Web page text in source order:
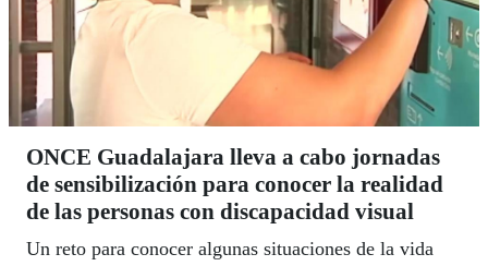
ONCE Guadalajara lleva a cabo jornadas
de sensibilización para conocer la realidad
de las personas con discapacidad visual
Un reto para conocer algunas situaciones de la vida